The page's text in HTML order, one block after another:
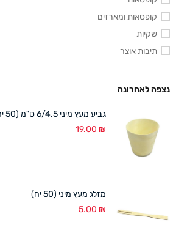
קופסאות ומארזים
שקיות
תיבות אוצר
נצפה לאחרונה
גביע מעץ מיני 6/4.5 ס"מ (50 יח')
19.00 ₪
מזלג מעץ מיני (50 יח)
5.00 ₪